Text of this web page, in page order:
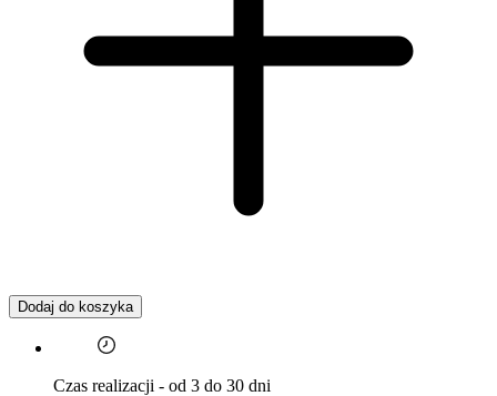
Dodaj do koszyka
Czas realizacji - od 3 do 30 dni